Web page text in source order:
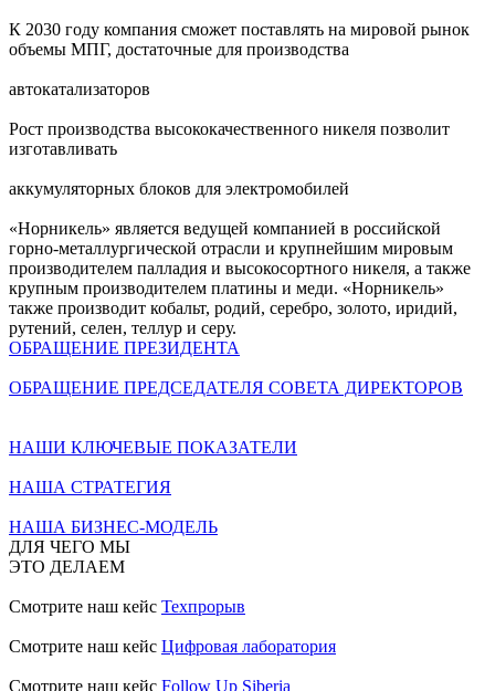
К 2030 году компания сможет поставлять на мировой рынок
объемы МПГ, достаточные для производства
автокатализаторов
Рост производства высококачественного никеля позволит
изготавливать
аккумуляторных блоков для электромобилей
«Норникель» является ведущей компанией в российской
горно-металлургической отрасли и крупнейшим мировым
производителем палладия и высокосортного никеля, а также
крупным производителем платины и меди. «Норникель»
также производит кобальт, родий, серебро, золото, иридий,
рутений, селен, теллур и серу.
ОБРАЩЕНИЕ ПРЕЗИДЕНТА
ОБРАЩЕНИЕ ПРЕДСЕДАТЕЛЯ СОВЕТА ДИРЕКТОРОВ
НАШИ КЛЮЧЕВЫЕ ПОКАЗАТЕЛИ
НАША СТРАТЕГИЯ
НАША БИЗНЕС-МОДЕЛЬ
ДЛЯ ЧЕГО МЫ
ЭТО ДЕЛАЕМ
Смотрите наш кейс Техпрорыв
Смотрите наш кейс Цифровая лаборатория
Смотрите наш кейс Follow Up Siberia